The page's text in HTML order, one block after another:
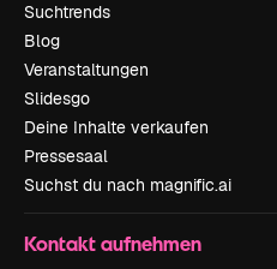
Suchtrends
Blog
Veranstaltungen
Slidesgo
Deine Inhalte verkaufen
Pressesaal
Suchst du nach magnific.ai
Kontakt aufnehmen